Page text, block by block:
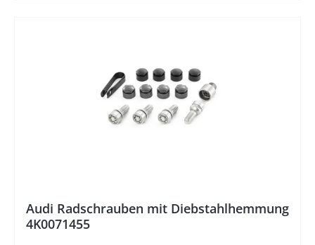
Audi Radschrauben mit Diebstahlhemmung
4K0071455